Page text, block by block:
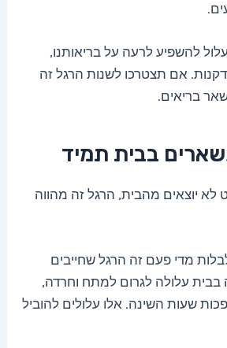
להשפיע לרעה על בריאותנו,
אם תצטרכו לשנות הרגל זה
בריאים.
בבית תמיד
יוצאים מהבית, הרגל זה מהווה
מדי פעם זה הרגל שחייבים
בבית עלולה לגרום למתח וחרדה,
שעות השינה. אלו עלולים להוביל